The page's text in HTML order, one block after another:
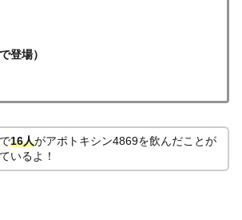
登場）
16人がアポトキシン4869を飲んだことが
いるよ！